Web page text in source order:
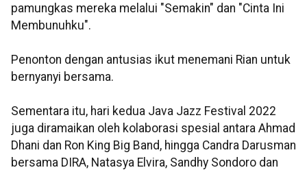
pamungkas mereka melalui "Semakin" dan "Cinta Ini
Membunuhku".
Penonton dengan antusias ikut menemani Rian untuk
bernyanyi bersama.
Sementara itu, hari kedua Java Jazz Festival 2022
juga diramaikan oleh kolaborasi spesial antara Ahmad
Dhani dan Ron King Big Band, hingga Candra Darusman
bersama DIRA, Natasya Elvira, Sandhy Sondoro dan